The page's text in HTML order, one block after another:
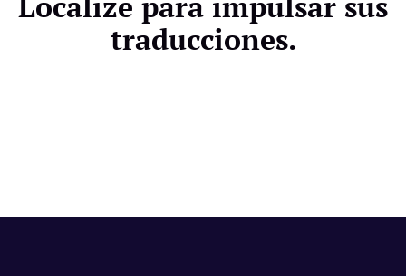
panel de control, asegurando así su precisión y
coherencia en toda la aplicación. Las revisiones y
traducciones.